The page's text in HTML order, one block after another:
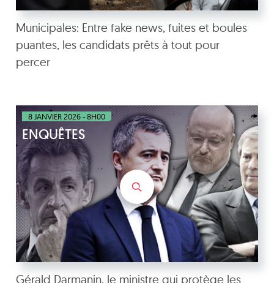
Municipales: Entre fake news, fuites et boules
puantes, les candidats prêts à tout pour
percer
8 JANVIER 2026 - 8H00
ENQUÊTES
Gérald Darmanin, le ministre qui protège les